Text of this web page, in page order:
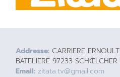
Addresse: CARRIERE
BATELIERE 97233
Email: zitata.tv@gmail.com